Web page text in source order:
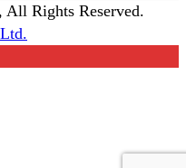
, All Rights Reserved.